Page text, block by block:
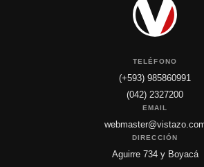
TELÉFONO
(+593) 985860991
(042) 2327200
EMAIL
DIRECCIÓN
Aguirre 734 y Boyacá